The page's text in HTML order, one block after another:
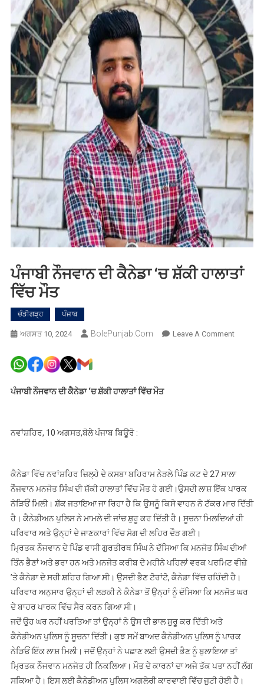
ਪੰਜਾਬੀ ਨੌਜਵਾਨ ਦੀ ਕੈਨੇਡਾ ‘ਚ ਸ਼ੱਕੀ ਹਾਲਾਤਾਂ
ਵਿੱਚ ਮੌਤ
ਚੰਡੀਗੜ੍ਹ ਪੰਜਾਬ
ਅਗਸਤ 10, 2024 BolePunjab.com Leave A CommentOn
ਪੰਜਾਬੀ ਨੌਜਵਾਨ ਦੀ ਕੈਨੇਡਾ ‘ਚ ਸ਼ੱਕੀ ਹਾਲਾਤਾਂ ਵਿੱਚ ਮੌਤ
ਨਵਾਂਸ਼ਹਿਰ, 10 ਅਗਸਤ,ਬੋਲੇ ਪੰਜਾਬ ਬਿਊਰੋ :
ਕੈਨੇਡਾ ਵਿੱਚ ਨਵਾਂਸ਼ਹਿਰ ਜ਼ਿਲ੍ਹੇ ਦੇ ਕਸਬਾ ਬਹਿਰਾਮ ਨੇੜਲੇ ਪਿੰਡ ਕਟ ਦੇ 27 ਸਾਲਾ
ਨੌਜਵਾਨ ਮਨਜੋਤ ਸਿੰਘ ਦੀ ਸ਼ੱਕੀ ਹਾਲਾਤਾਂ ਵਿੱਚ ਮੌਤ ਹੋ ਗਈ।ਉਸਦੀ ਲਾਸ਼ ਇੱਕ ਪਾਰਕ
ਨੇੜਿਓਂ ਮਿਲੀ। ਸ਼ੱਕ ਜਤਾਇਆ ਜਾ ਰਿਹਾ ਹੈ ਕਿ ਉਸਨੂੰ ਕਿਸੇ ਵਾਹਨ ਨੇ ਟੱਕਰ ਮਾਰ ਦਿੱਤੀ
ਹੈ। ਕੈਨੇਡੀਅਨ ਪੁਲਿਸ ਨੇ ਮਾਮਲੇ ਦੀ ਜਾਂਚ ਸ਼ੁਰੂ ਕਰ ਦਿੱਤੀ ਹੈ। ਸੂਚਨਾ ਮਿਲਦਿਆਂ ਹੀ
ਪਰਿਵਾਰ ਅਤੇ ਉਨ੍ਹਾਂ ਦੇ ਜਾਣਕਾਰਾਂ ਵਿੱਚ ਸੋਗ ਦੀ ਲਹਿਰ ਦੌੜ ਗਈ।
ਮ੍ਰਿਤਕ ਨੌਜਵਾਨ ਦੇ ਪਿੰਡ ਵਾਸੀ ਗੁਰਤੀਰਥ ਸਿੰਘ ਨੇ ਦੱਸਿਆ ਕਿ ਮਨਜੋਤ ਸਿੰਘ ਦੀਆਂ
ਤਿੰਨ ਭੈਣਾਂ ਅਤੇ ਭਰਾ ਹਨ ਅਤੇ ਮਨਜੋਤ ਕਰੀਬ ਦੋ ਮਹੀਨੇ ਪਹਿਲਾਂ ਵਰਕ ਪਰਮਿਟ ਵੀਜ਼ੇ
’ਤੇ ਕੈਨੇਡਾ ਦੇ ਸਰੀ ਸ਼ਹਿਰ ਗਿਆ ਸੀ। ਉਸਦੀ ਭੈਣ ਟੋਰਾਂਟੋ, ਕੈਨੇਡਾ ਵਿੱਚ ਰਹਿੰਦੀ ਹੈ।
ਪਰਿਵਾਰ ਅਨੁਸਾਰ ਉਨ੍ਹਾਂ ਦੀ ਲੜਕੀ ਨੇ ਕੈਨੇਡਾ ਤੋਂ ਉਨ੍ਹਾਂ ਨੂੰ ਦੱਸਿਆ ਕਿ ਮਨਜੋਤ ਘਰ
ਦੇ ਬਾਹਰ ਪਾਰਕ ਵਿੱਚ ਸੈਰ ਕਰਨ ਗਿਆ ਸੀ।
ਜਦੋਂ ਉਹ ਘਰ ਨਹੀਂ ਪਰਤਿਆ ਤਾਂ ਉਨ੍ਹਾਂ ਨੇ ਉਸ ਦੀ ਭਾਲ ਸ਼ੁਰੂ ਕਰ ਦਿੱਤੀ ਅਤੇ
ਕੈਨੇਡੀਅਨ ਪੁਲਿਸ ਨੂੰ ਸੂਚਨਾ ਦਿੱਤੀ। ਕੁਝ ਸਮੇਂ ਬਾਅਦ ਕੈਨੇਡੀਅਨ ਪੁਲਿਸ ਨੂੰ ਪਾਰਕ
ਨੇੜਿਓਂ ਇੱਕ ਲਾਸ਼ ਮਿਲੀ। ਜਦੋਂ ਉਨ੍ਹਾਂ ਨੇ ਪਛਾਣ ਲਈ ਉਸਦੀ ਭੈਣ ਨੂੰ ਬੁਲਾਇਆ ਤਾਂ
ਮ੍ਰਿਤਕ ਨੌਜਵਾਨ ਮਨਜੋਤ ਹੀ ਨਿਕਲਿਆ। ਮੌਤ ਦੇ ਕਾਰਨਾਂ ਦਾ ਅਜੇ ਤੱਕ ਪਤਾ ਨਹੀਂ ਲੱਗ
ਸਕਿਆ ਹੈ। ਇਸ ਲਈ ਕੈਨੇਡੀਅਨ ਪੁਲਿਸ ਅਗਲੇਰੀ ਕਾਰਵਾਈ ਵਿੱਚ ਜੁਟੀ ਹੋਈ ਹੈ।